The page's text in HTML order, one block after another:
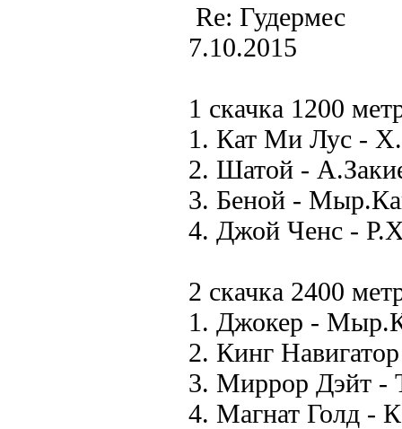
Re: Гудермес
7.10.2015
1 скачка 1200
1. Кат Ми Лус -
2. Шатой -
3. Беной -
4. Джой Ченс -
2 скачка 2400
1. Джокер -
2. Кинг
3. Миррор Дэйт -
4. Магнат Голд -